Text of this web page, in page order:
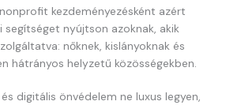
kezdeményezésként azért
nyújtson azoknak, akik
nőknek, kislányoknak és
hátrányos helyzetű közösségekben.
digitális önvédelem ne luxus legyen,